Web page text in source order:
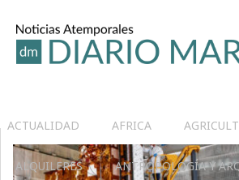
ACTUALIDAD AFRICA
ALQUILERES ANTROPOLOGÍA Y